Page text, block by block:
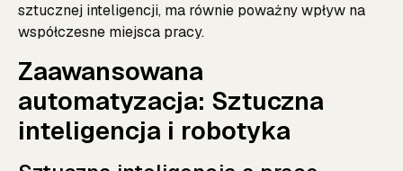
sztucznej inteligencji, ma równie poważny wpływ na
współczesne miejsca pracy.
Zaawansowana
automatyzacja: Sztuczna
inteligencja i robotyka